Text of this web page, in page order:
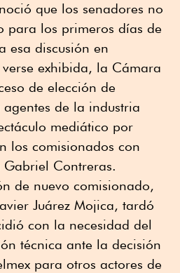
que los senadores no
para los primeros días de
esa discusión en
exhibida, la Cámara
de elección de
de la industria
mediático por
los comisionados con
Gabriel Contreras.
de nuevo comisionado,
Juárez Mojica, tardó
con la necesidad del
técnica ante la decisión
para otros actores de